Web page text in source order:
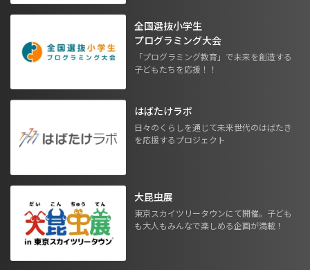
全国選抜小学生
プログラミング大会
「プログラミング教育」で未来を創造する
子どもたちを応援！！
はばたけラボ
日々のくらしを通じて未来世代のはばたき
を応援するプロジェクト
大昆虫展
東京スカイツリータウンにて開催。子ども
も大人もみんなで楽しめる企画が満載！